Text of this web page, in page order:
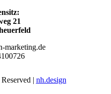
21
marketing.de
| nh.design